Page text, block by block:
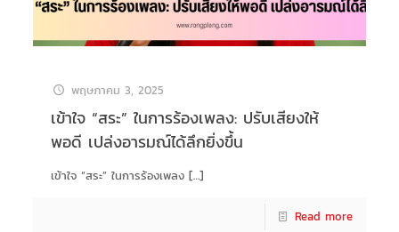
พฤษภาคม 3, 2025
เข้าใจ “สระ” ในการร้องเพลง: ปรับเสียงให้
พอดี เปล่งอารมณ์ได้ลึกยิ่งขึ้น
เข้าใจ “สระ” ในการร้องเพลง[…]
Read more